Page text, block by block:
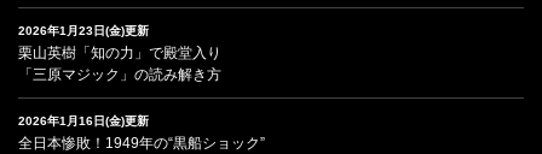
2026年1月23日(金)更新
栗山英樹「知の力」で殿堂入り
「三原マジック」の読み解き方
2026年1月16日(金)更新
全日本惨敗！1949年の“黒船ショック”